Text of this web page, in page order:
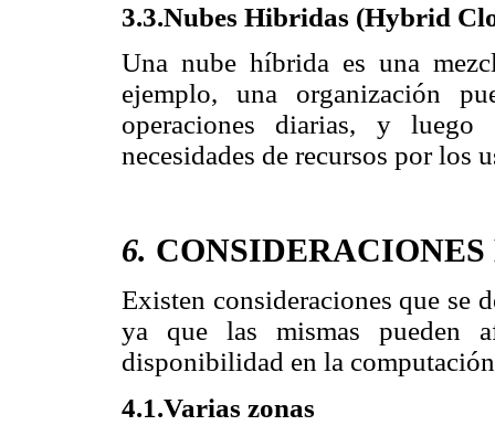
3.3.Nubes Hibridas (Hybrid
Una nube híbrida es una
ejemplo, una organización
operaciones diarias, y
necesidades de recursos por los
6.
Existen consideraciones que se
ya que las mismas pueden
disponibilidad en la
4.1.Varias zonas